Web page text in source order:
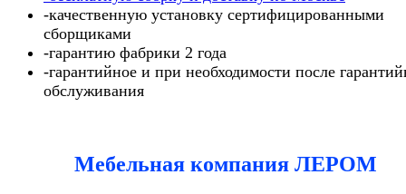
-качественную установку сертифицированными
сборщиками
-гарантию фабрики 2 года
-гарантийное и при необходимости после
обслуживания
Мебельная компания ЛЕРОМ